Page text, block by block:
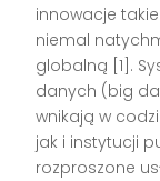
innowacje
niemal
globalną [1].
danych (big
wnikają w
jak i instytucji
rozproszone